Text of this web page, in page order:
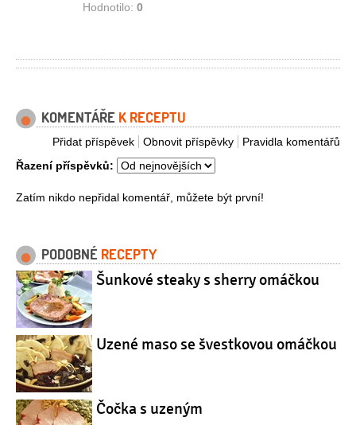
Hodnotilo: 0
KOMENTÁŘE K RECEPTU
Pravidla komentářů
Obnovit příspěvky
Přidat příspěvek
Řazení příspěvků:
Zatím nikdo nepřidal komentář, můžete být první!
PODOBNÉ RECEPTY
Šunkové steaky s sherry omáčkou
Uzené maso se švestkovou omáčkou
Čočka s uzeným